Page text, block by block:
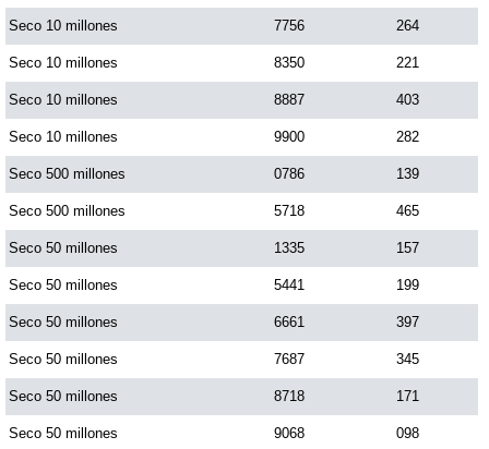
Seco 10 millones 7756 264
Seco 10 millones 8350 221
Seco 10 millones 8887 403
Seco 10 millones 9900 282
Seco 500 millones 0786 139
Seco 500 millones 5718 465
Seco 50 millones 1335 157
Seco 50 millones 5441 199
Seco 50 millones 6661 397
Seco 50 millones 7687 345
Seco 50 millones 8718 171
Seco 50 millones 9068 098